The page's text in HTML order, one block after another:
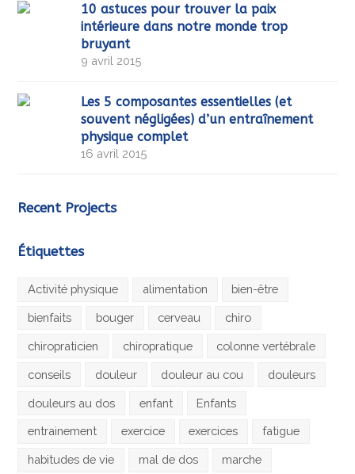
10 astuces pour trouver la paix
intérieure dans notre monde trop
bruyant
9 avril 2015
Les 5 composantes essentielles (et
souvent négligées) d’un entraînement
physique complet
16 avril 2015
Recent Projects
Étiquettes
Activité physique alimentation bien-être
bienfaits bouger cerveau chiro
chiropraticien chiropratique colonne vertébrale
conseils douleur douleur au cou douleurs
douleurs au dos enfant Enfants
entrainement exercice exercices fatigue
habitudes de vie mal de dos marche